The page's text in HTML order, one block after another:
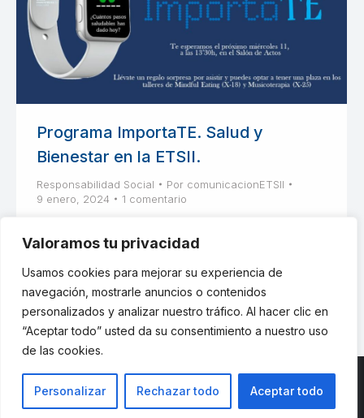
Valoramos tu privacidad
Usamos cookies para mejorar su experiencia de
navegación, mostrarle anuncios o contenidos
personalizados y analizar nuestro tráfico. Al hacer clic en
“Aceptar todo” usted da su consentimiento a nuestro uso
de las cookies.
Personalizar Rechazar todo Aceptar todo
Programa ImportaTE. Salud y
Bienestar en la ETSII.
Responsabilidad Social Por comunicacionETSII
9 enero, 2024
1 comentario
hacer fácil la adquisición, elección y
mantenimiento de prácticas saludables.
© ETSII UPM - una web de believe